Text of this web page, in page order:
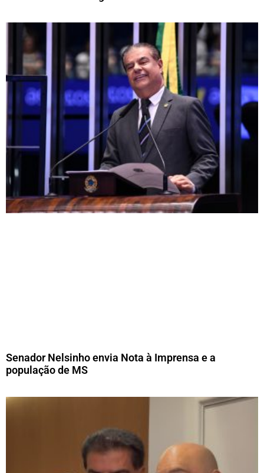
Senador Nelsinho envia Nota à Imprensa e a
população de MS